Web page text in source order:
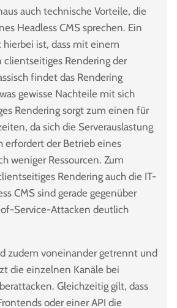
auch technische Vorteile, die
Headless CMS sprechen. Ein
hierbei ist, dass mit einem
clientseitiges Rendering der
findet das Rendering
gewisse Nachteile mit sich
Rendering sorgt zum einen für
da sich die Serverauslastung
erfordert der Betrieb eines
weniger Ressourcen. Zum
Rendering auch die IT-
CMS sind gerade gegenüber
Service-Attacken deutlich
zudem voneinander getrennt und
die einzelnen Kanäle bei
Gleichzeitig gilt, dass
oder einer API die